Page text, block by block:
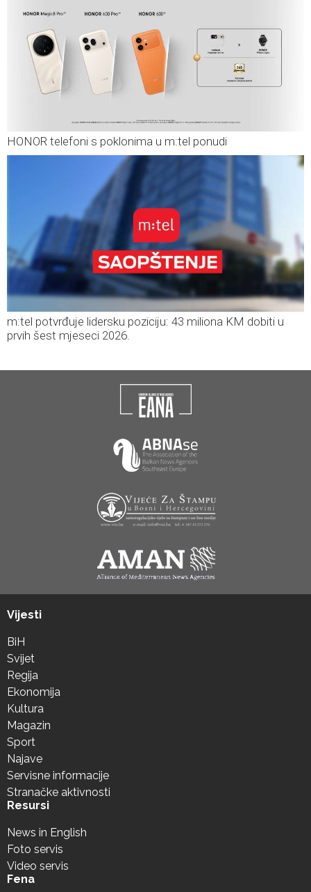
HONOR telefoni s poklonima u m:tel ponudi
m:tel potvrđuje lidersku poziciju: 43 miliona KM dobiti u
prvih šest mjeseci 2026.
Vijesti
BiH
Svijet
Regija
Ekonomija
Kultura
Magazin
Sport
Najave
Servisne informacije
Stranačke aktivnosti
Resursi
News in English
Foto servis
Video servis
Fena